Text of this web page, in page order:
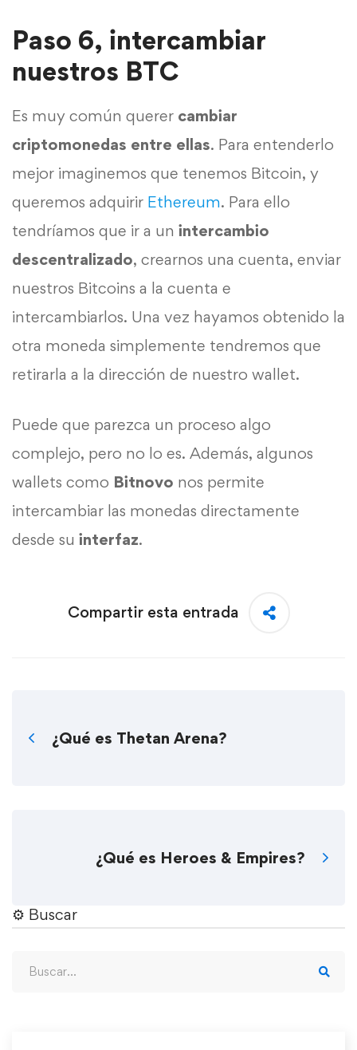
Paso 6, intercambiar
nuestros BTC
Es muy común querer cambiar
criptomonedas entre ellas. Para entenderlo
mejor imaginemos que tenemos Bitcoin, y
queremos adquirir Ethereum. Para ello
tendríamos que ir a un intercambio
descentralizado, crearnos una cuenta, enviar
nuestros Bitcoins a la cuenta e
intercambiarlos. Una vez hayamos obtenido la
otra moneda simplemente tendremos que
retirarla a la dirección de nuestro wallet.
Puede que parezca un proceso algo
complejo, pero no lo es. Además, algunos
wallets como Bitnovo nos permite
intercambiar las monedas directamente
desde su interfaz.
Compartir esta entrada
¿Qué es Thetan Arena?
¿Qué es Heroes & Empires?
⚙︎ Buscar